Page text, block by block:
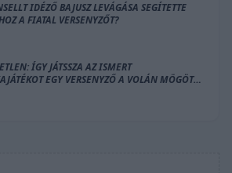
IDÉZŐ BAJUSZ LEVÁGÁSA SEGÍTETTE
A FIATAL VERSENYZŐT?
ÍGY JÁTSSZA AZ ISMERT
EGY VERSENYZŐ A VOLÁN MÖGÖTT